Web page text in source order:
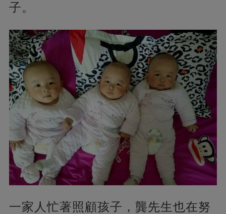
子。
一家人忙著照顧孩子，龔先生也在努